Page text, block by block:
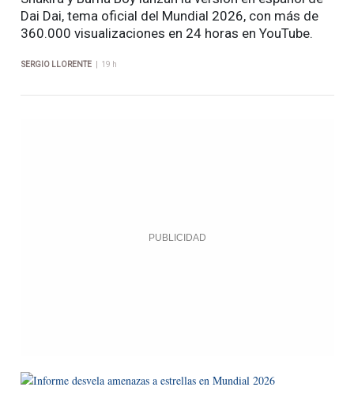
Dai Dai, tema oficial del Mundial 2026, con más de
360.000 visualizaciones en 24 horas en YouTube.
SERGIO LLORENTE | 19 h